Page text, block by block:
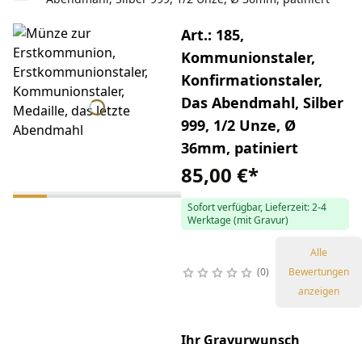
Art.: 185,
Kommunionstaler,
Konfirmationstaler,
Das Abendmahl, Silber
999, 1/2 Unze, Ø
36mm, patiniert
85,00 €*
Sofort verfügbar, Lieferzeit: 2-4
Werktage (mit Gravur)
0
Alle
Bewertungen
anzeigen
Ihr Gravurwunsch